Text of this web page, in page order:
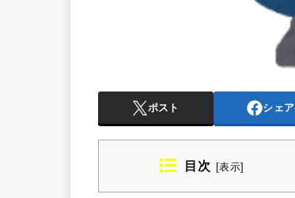
ポスト シェア
目次 [表示]